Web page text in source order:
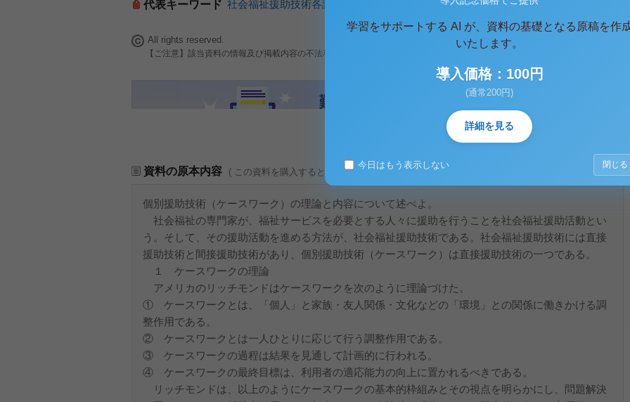
代表キーワード 社会福祉援助技術各論
All rights reserved.
【ご注意】該当資料の情報及び掲載内容の不法利用、無断転載・配布は著作権法違反となります。
資料の原本内容 ( この資料を購入すると、テキストデータがみえます。 )
個別援助技術（ケースワーク）の理論と内容について述べよ。
社会福祉の専門家が、福祉サービスを必要とする人々に援助を行うことを社会福祉援助活動とい
う。そして、その援助活動を進める方法が、社会福祉援助技術である。社会福祉援助技術には直接
援助技術と間接援助技術があり、個別援助技術（ケースワーク）は直接援助技術の一つである。
１ ケースワークの理論
アメリカのリッチモンドはケースワークを次のように理論づけた。
① ケースワークとは、「個人」と家族・友人関係・文化などの「環境」との関係に働きかける調
整作用である。
② ケースワークとは一人ひとりに応じて行う調整作用である。
③ ケースワークの過程は結果を見通して計画的に行われる。
④ ケースワークの最終目標は、利用者の適応能力の向上に置かれるべきである。
リッチモンドは、以上のようにケースワークの基本的枠組みとその視点を明らかにし、問題解決
学習をサポートする AI が、資料の基礎となる原稿を作
いたします。
導入価格：100円
(通常200円)
詳細を見る
今日はもう表示しない 閉じる